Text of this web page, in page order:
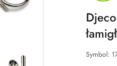
Symbol: